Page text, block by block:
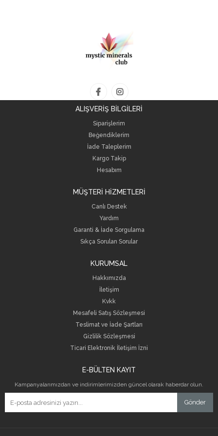
ALIŞVERİŞ BİLGİLERİ
Siparişlerim
Beğendiklerim
İade Taleplerim
Kargo Takip
Hesabım
MÜŞTERİ HİZMETLERİ
Canlı Destek
Yardım
Garanti & İade Sorgulama
Sıkça Sorulan Sorular
KURUMSAL
Hakkımızda
İletişim
Kvkk
Mesafeli Satış Sözleşmesi
Teslimat ve İade Şartları
Gizlilik Sözleşmesi
Ticari Elektronik İletişim İzni
E-BÜLTEN KAYIT
Kampanyalarımızdan ve indirimlerimizden güncel olarak haberdar olun.
Gönder